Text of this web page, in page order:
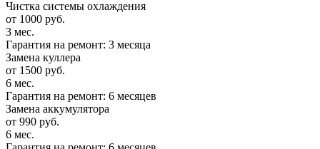
Чистка системы охлаждения
от 1000 руб.
3 мес.
Гарантия на ремонт: 3 месяца
Замена куллера
от 1500 руб.
6 мес.
Гарантия на ремонт: 6 месяцев
Замена аккумулятора
от 990 руб.
6 мес.